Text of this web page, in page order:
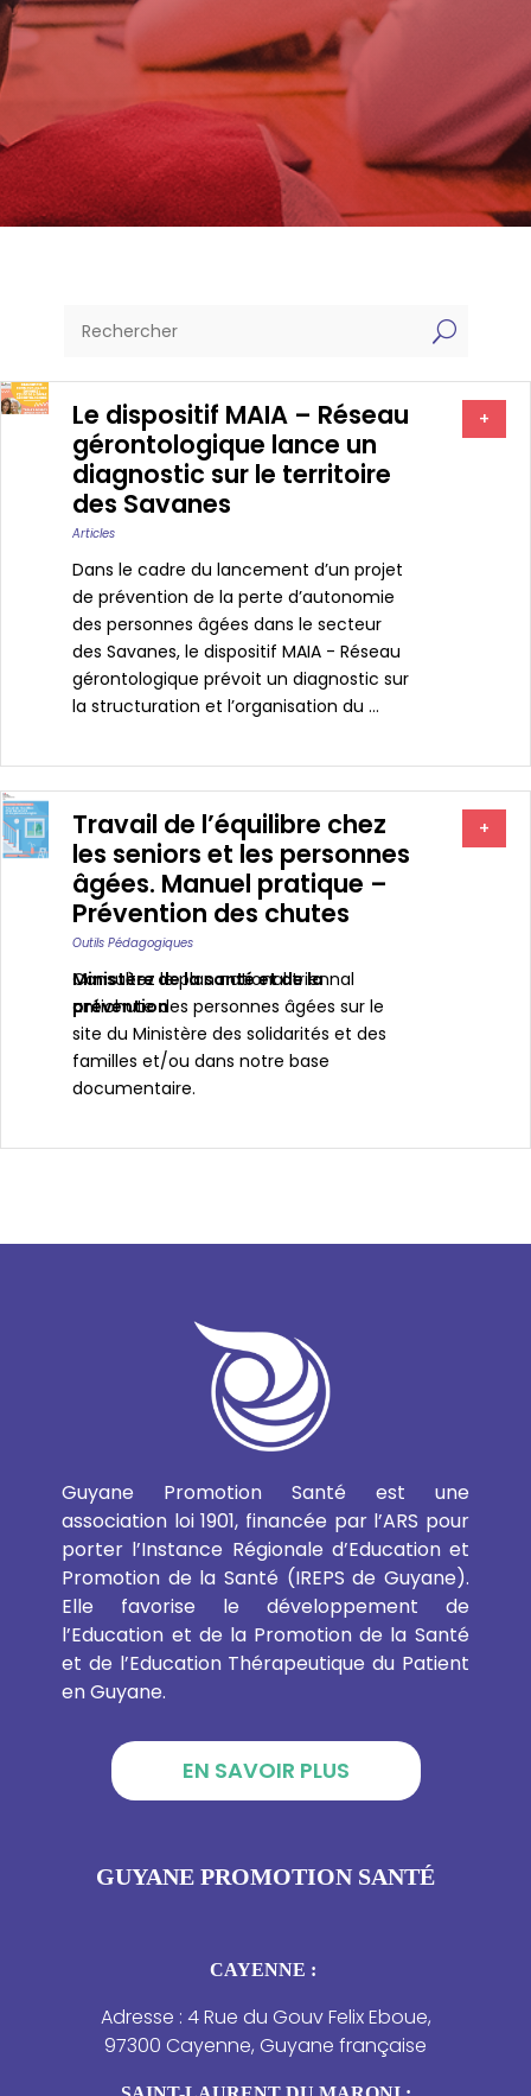
U
Le dispositif MAIA – Réseau
gérontologique lance un
diagnostic sur le territoire
des Savanes
Articles
Dans le cadre du lancement d’un projet
de prévention de la perte d’autonomie
des personnes âgées dans le secteur
des Savanes, le dispositif MAIA - Réseau
gérontologique prévoit un diagnostic sur
la structuration et l’organisation du ...
+
Travail de l’équilibre chez
les seniors et les personnes
âgées. Manuel pratique –
Prévention des chutes
Outils Pédagogiques
Ministère de la santé et de la
prévention
Consultez le plan national triennal
antichute des personnes âgées sur le
site du Ministère des solidarités et des
familles et/ou dans notre base
documentaire.
+
Guyane Promotion Santé est une
association loi 1901, financée par l’ARS pour
porter l’Instance Régionale d’Education et
Promotion de la Santé (IREPS de Guyane).
Elle favorise le développement de
l’Education et de la Promotion de la Santé
et de l’Education Thérapeutique du Patient
en Guyane.
EN SAVOIR PLUS
GUYANE PROMOTION SANTÉ
CAYENNE :
Adresse : 4 Rue du Gouv Felix Eboue,
97300 Cayenne, Guyane française